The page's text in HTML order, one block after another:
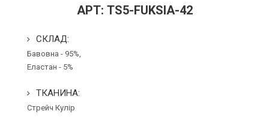
АРТ: TS5-FUKSIA-42
СКЛАД:
Бавовна - 95%,
Еластан - 5%
ТКАНИНА:
Стрейч Кулір